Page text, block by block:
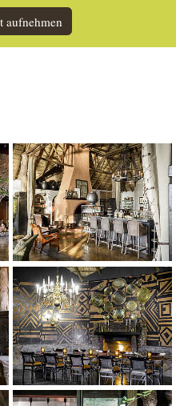
aufnehmen
Show larger version
Show larger version
Show larger version